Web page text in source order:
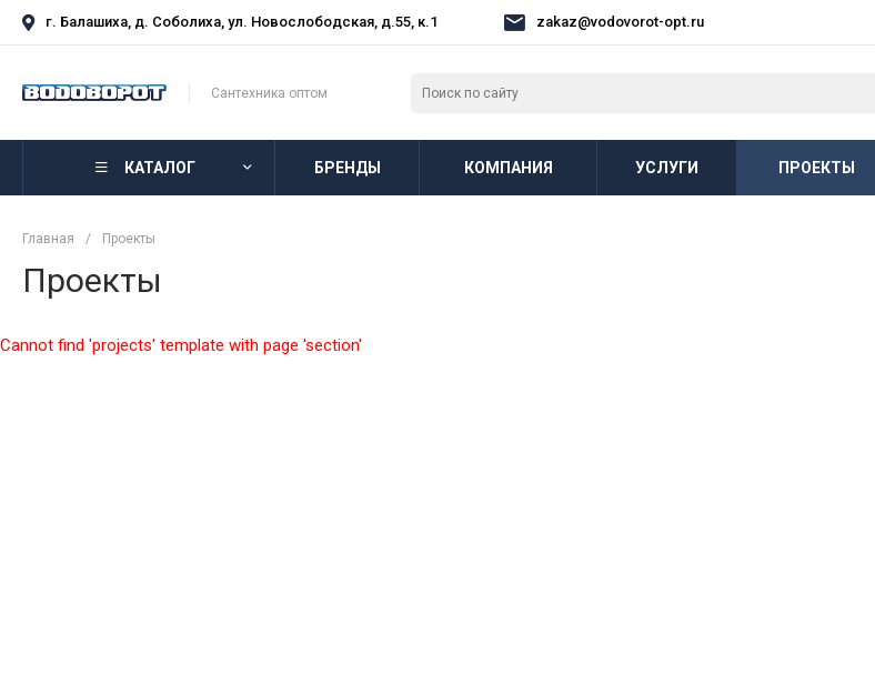
г. Балашиха, д. Соболиха, ул. Новослободская, д.55, к.1 zakaz@vodovorot-opt.ru
Сантехника оптом
КАТАЛОГ БРЕНДЫ КОМПАНИЯ УСЛУГИ ПРОЕКТЫ
Главная / Проекты
Проекты
Cannot find 'projects' template with page 'section'